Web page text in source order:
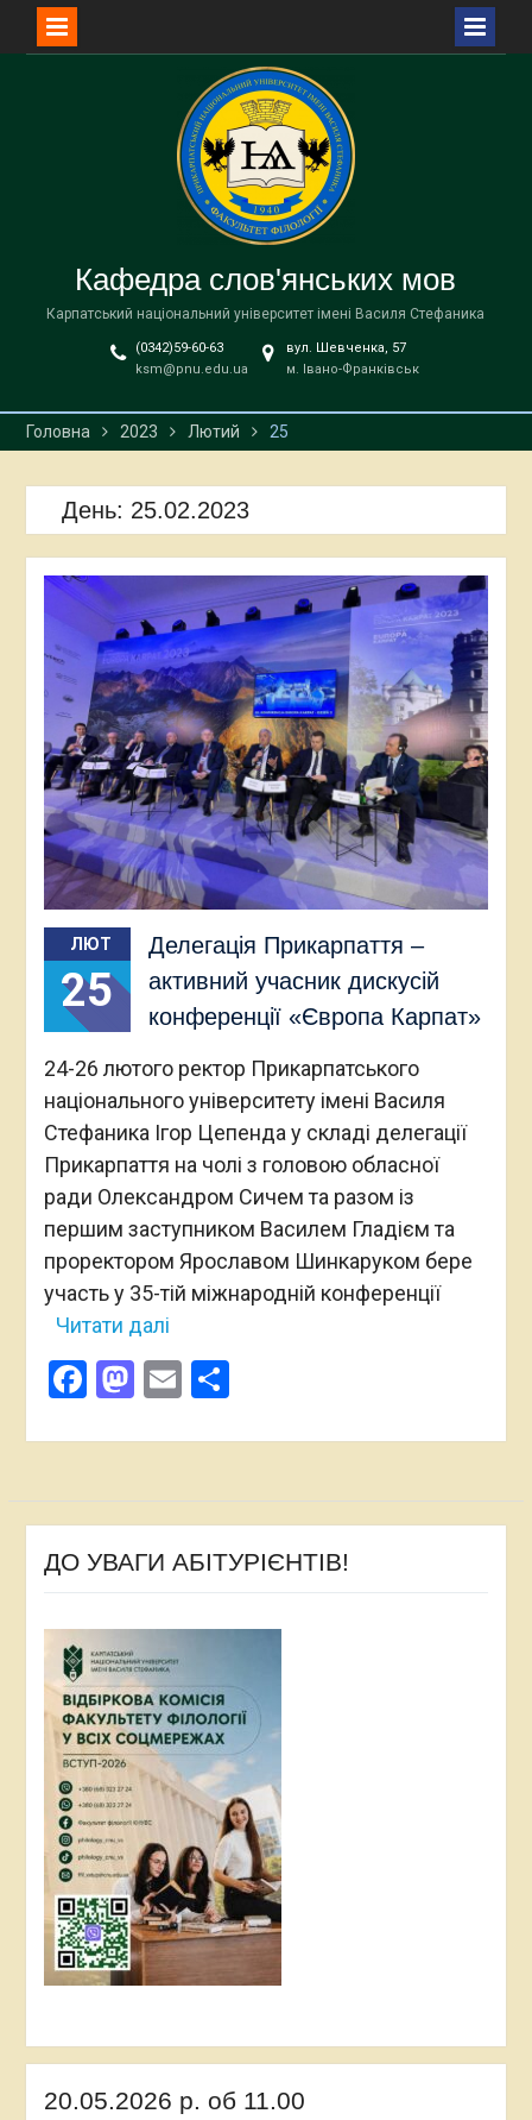
Кафедра слов'янських мов
Карпатський національний університет імені Василя Стефаника
(0342)59-60-63
ksm@pnu.edu.ua
вул. Шевченка, 57
м. Івано-Франківськ
Головна 2023 Лютий 25
День: 25.02.2023
ЛЮТ
25
Делегація Прикарпаття –
активний учасник дискусій
конференції «Європа Карпат»
24-26 лютого ректор Прикарпатського
національного університету імені Василя
Стефаника Ігор Цепенда у складі делегації
Прикарпаття на чолі з головою обласної
ради Олександром Сичем та разом із
першим заступником Василем Гладієм та
проректором Ярославом Шинкаруком бере
участь у 35-тій міжнародній конференції
Читати далі
Facebook
Mastodon
EmailПоділитися
ДО УВАГИ АБІТУРІЄНТІВ!
20.05.2026 р. об 11.00